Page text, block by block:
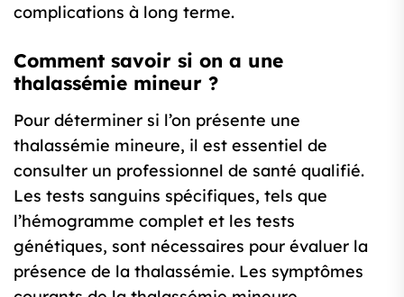
complications à long terme.
Comment savoir si on a une
thalassémie mineur ?
Pour déterminer si l’on présente une
thalassémie mineure, il est essentiel de
consulter un professionnel de santé qualifié.
Les tests sanguins spécifiques, tels que
l’hémogramme complet et les tests
génétiques, sont nécessaires pour évaluer la
présence de la thalassémie. Les symptômes